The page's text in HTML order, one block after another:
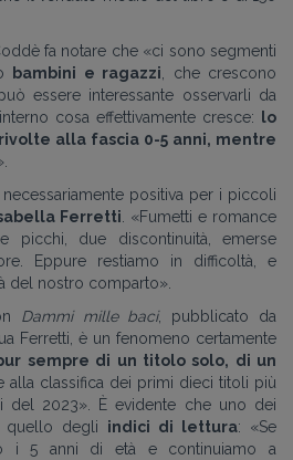
fa notare che «ci sono segmenti
bambini e ragazzi , che crescono
essere interessante osservarli da
cosa effettivamente cresce:
lo
alla fascia 0-5 anni, mentre
positiva per i piccoli
Ferretti . «Fumetti e romance
picchi, due discontinuità, emerse
Eppure restiamo in difficoltà, e
del nostro comparto».
Dammi mille baci, pubblicato da
Ferretti, è un fenomeno certamente
sempre di un titolo solo, di un
alla classifica dei primi dieci titoli più
del 2023». È evidente che uno dei
quello degli indici di lettura: «Se
i 5 anni di età e continuiamo a